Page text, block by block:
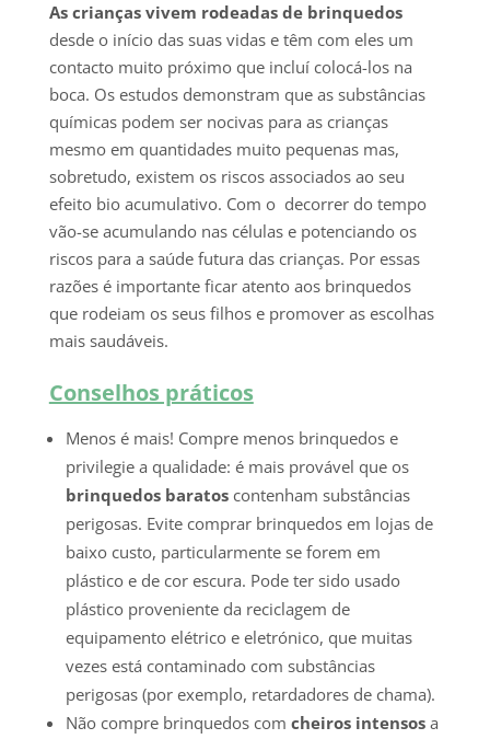
As crianças vivem rodeadas de brinquedos
desde o início das suas vidas e têm com eles um
contacto muito próximo que incluí colocá-los na
boca. Os estudos demonstram que as substâncias
químicas podem ser nocivas para as crianças
mesmo em quantidades muito pequenas mas,
sobretudo, existem os riscos associados ao seu
efeito bio acumulativo. Com o decorrer do tempo
vão-se acumulando nas células e potenciando os
riscos para a saúde futura das crianças. Por essas
razões é importante ficar atento aos brinquedos
que rodeiam os seus filhos e promover as escolhas
mais saudáveis.
Conselhos práticos
Menos é mais! Compre menos brinquedos e
privilegie a qualidade: é mais provável que os
brinquedos baratoscontenham substâncias
perigosas. Evite comprar brinquedos em lojas de
baixo custo, particularmente se forem em
plástico e de cor escura. Pode ter sido usado
plástico proveniente da reciclagem de
equipamento elétrico e eletrónico, que muitas
vezes está contaminado com substâncias
perigosas (por exemplo, retardadores de chama).
Não compre brinquedos com cheiros intensosa